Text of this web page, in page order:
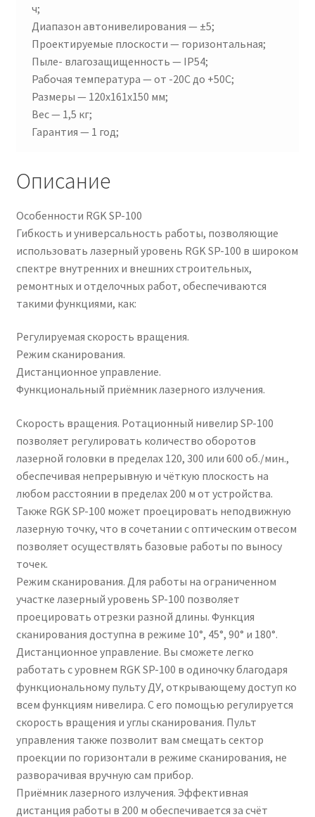
ч;
Диапазон автонивелирования — ±5;
Проектируемые плоскости — горизонтальная;
Пыле- влагозащищенность — IP54;
Рабочая температура — от -20C до +50C;
Размеры — 120x161x150 мм;
Вес — 1,5 кг;
Гарантия — 1 год;
Описание
Особенности RGK SP-100
Гибкость и универсальность работы, позволяющие
использовать лазерный уровень RGK SP-100 в широком
спектре внутренних и внешних строительных,
ремонтных и отделочных работ, обеспечиваются
такими функциями, как:
Регулируемая скорость вращения.
Режим сканирования.
Дистанционное управление.
Функциональный приёмник лазерного излучения.
Скорость вращения. Ротационный нивелир SP-100
позволяет регулировать количество оборотов
лазерной головки в пределах 120, 300 или 600 об./мин.,
обеспечивая непрерывную и чёткую плоскость на
любом расстоянии в пределах 200 м от устройства.
Также RGK SP-100 может проецировать неподвижную
лазерную точку, что в сочетании с оптическим отвесом
позволяет осуществлять базовые работы по выносу
точек.
Режим сканирования. Для работы на ограниченном
участке лазерный уровень SP-100 позволяет
проецировать отрезки разной длины. Функция
сканирования доступна в режиме 10°, 45°, 90° и 180°.
Дистанционное управление. Вы сможете легко
работать с уровнем RGK SP-100 в одиночку благодаря
функциональному пульту ДУ, открывающему доступ ко
всем функциям нивелира. С его помощью регулируется
скорость вращения и углы сканирования. Пульт
управления также позволит вам смещать сектор
проекции по горизонтали в режиме сканирования, не
разворачивая вручную сам прибор.
Приёмник лазерного излучения. Эффективная
дистанция работы в 200 м обеспечивается за счёт